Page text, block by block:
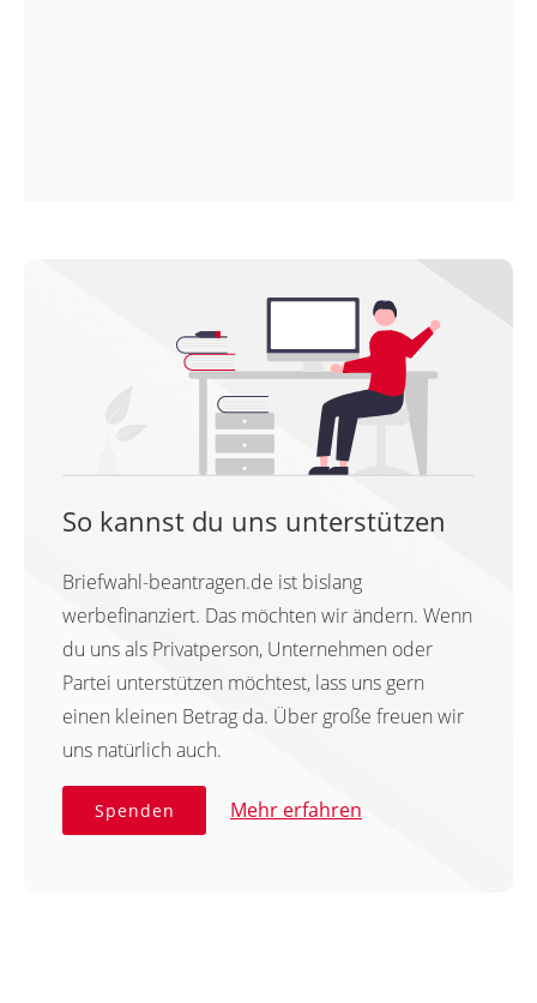
So kannst du uns unterstützen
Briefwahl-beantragen.de ist bislang
werbefinanziert. Das möchten wir ändern. Wenn
du uns als Privatperson, Unternehmen oder
Partei unterstützen möchtest, lass uns gern
einen kleinen Betrag da. Über große freuen wir
uns natürlich auch.
Spenden Mehr erfahren